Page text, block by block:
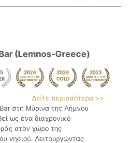
(Lemnos-Greece)
Δείτε περισσότερα >>
στη Μύρινα της Λήμνου
ως ένα διαχρονικό
στον χώρο της
νησιού. Λειτουργώντας